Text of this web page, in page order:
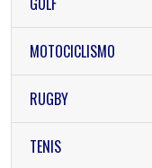
MOTOCICLISMO
RUGBY
TENIS